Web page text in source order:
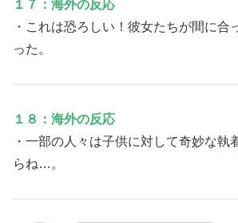
１７：海外の反応
・これは恐ろしい！彼女たちが間に合
った。
１８：海外の反応
・一部の人々は子供に対して奇妙な執
らね…。